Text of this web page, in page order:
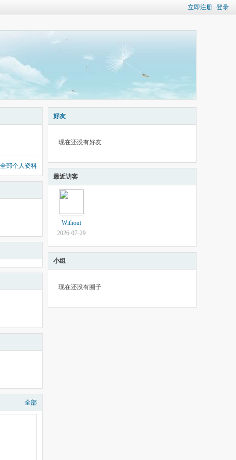
立即注册 登录
部个人资料
全部
好友
现在还没有好友
最近访客
Without
2026-07-29
小组
现在还没有圈子